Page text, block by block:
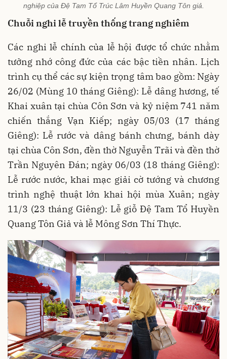
nghiệp của Đệ Tam Tổ Trúc Lâm Huyền Quang Tôn giả.
Chuỗi nghi lễ truyền thống trang nghiêm
Các nghi lễ chính của lễ hội được tổ chức nhằm
tưởng nhớ công đức của các bậc tiền nhân. Lịch
trình cụ thể các sự kiện trọng tâm bao gồm: Ngày
26/02 (Mùng 10 tháng Giêng): Lễ dâng hương, tế
Khai xuân tại chùa Côn Sơn và kỷ niệm 741 năm
chiến thắng Vạn Kiếp; ngày 05/03 (17 tháng
Giêng): Lễ rước và dâng bánh chưng, bánh dày
tại chùa Côn Sơn, đền thờ Nguyễn Trãi và đền thờ
Trần Nguyên Đán; ngày 06/03 (18 tháng Giêng):
Lễ rước nước, khai mạc giải cờ tướng và chương
trình nghệ thuật lớn khai hội mùa Xuân; ngày
11/3 (23 tháng Giêng): Lễ giỗ Đệ Tam Tổ Huyền
Quang Tôn Giả và lễ Mông Sơn Thí Thực.